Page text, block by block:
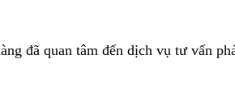
đã quan tâm đến dịch vụ tư vấn